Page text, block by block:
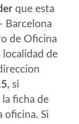
que esta
Barcelona
de Oficina
localidad de
, si
ficha de
oficina. Si